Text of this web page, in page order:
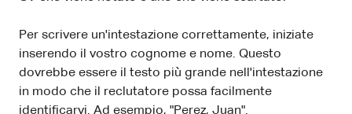
Per scrivere un'intestazione correttamente, iniziate
inserendo il vostro cognome e nome. Questo
dovrebbe essere il testo più grande nell'intestazione
in modo che il reclutatore possa facilmente
identificarvi. Ad esempio, "Perez, Juan".